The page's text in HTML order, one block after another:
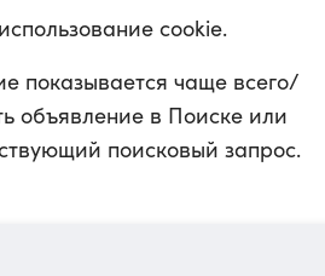
cookie.
показывается чаще всего/
объявление в Поиске или
поисковый запрос.